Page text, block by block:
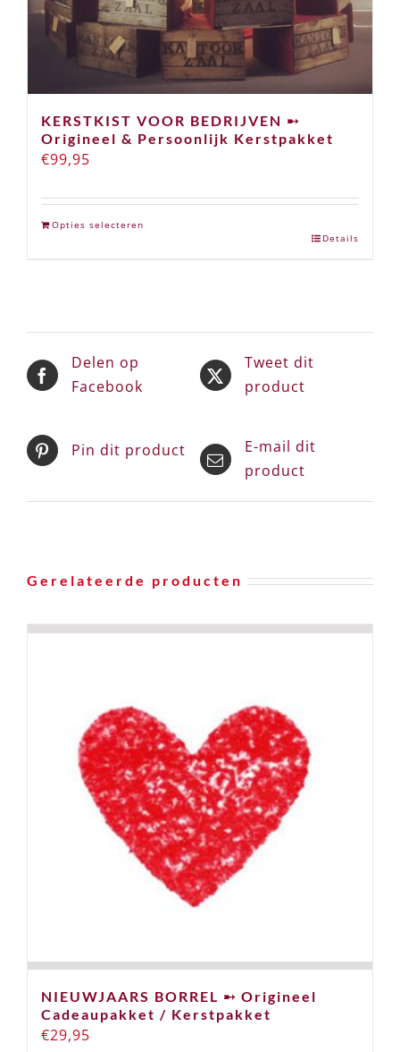
KERSTKIST VOOR BEDRIJVEN ➸
Origineel & Persoonlijk Kerstpakket
€99,95
Opties selecteren
Details
Delen op
Facebook
Tweet dit
product
Pin dit product
E-mail dit
product
Gerelateerde producten
NIEUWJAARS BORREL ➸ Origineel
Cadeaupakket / Kerstpakket
€29,95